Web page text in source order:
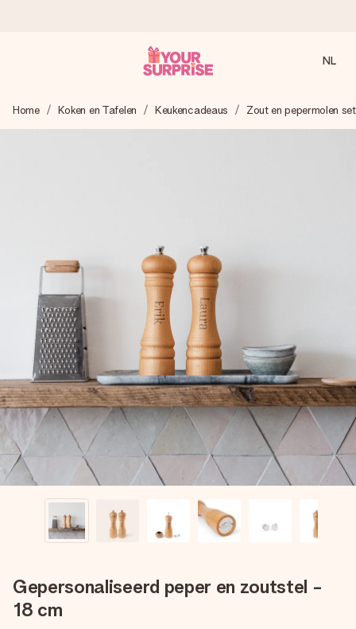
We maken jouw cadeau met zorg en zorgen dat het
razendsnel onderweg is - zodat jij kunt geven op precies
ons met een 4,7 op Google Reviews
Gratis wenskaartje
Je maakt in een paar stappen iets unieks – met haar naam,
jullie foto of een boodschap die raakt. Zonder gedoe, maar
met alle aandacht voor het moment.
NL
Home Koken en Tafelen Keukencadeaus Zout en pepermolen set
Gepersonaliseerd peper en zoutstel -
18 cm